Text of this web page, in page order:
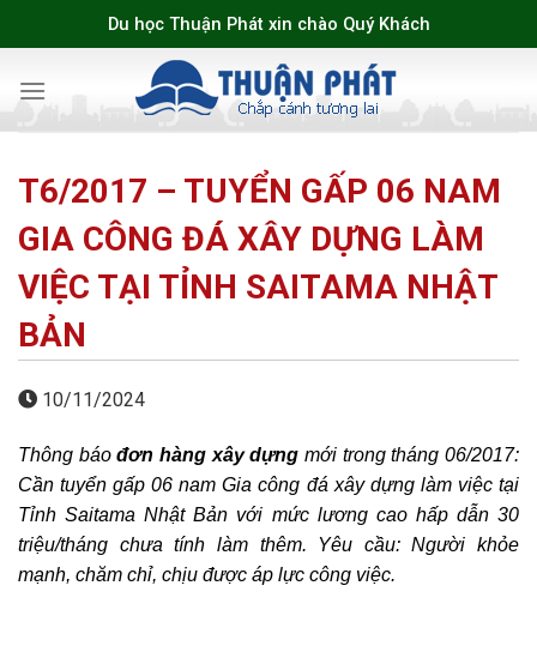
to
Du học Thuận Phát xin chào Quý Khách
T6/2017 – TUYỂN GẤP 06 NAM
GIA CÔNG ĐÁ XÂY DỰNG LÀM
VIỆC TẠI TỈNH SAITAMA NHẬT
BẢN
10/11/2024
Thông báođơn hàng xây dựng mới trong tháng 06/2017:
Cần tuyển gấp 06 nam Gia công đá xây dựng làm việc tại
Tỉnh Saitama Nhật Bản với mức lương cao hấp dẫn 30
triệu/tháng chưa tính làm thêm. Yêu cầu: Người khỏe
mạnh, chăm chỉ, chịu được áp lực công việc.